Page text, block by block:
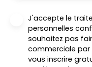
J'accepte le
personnelles
souhaitez pas
commerciale par
vous inscrire